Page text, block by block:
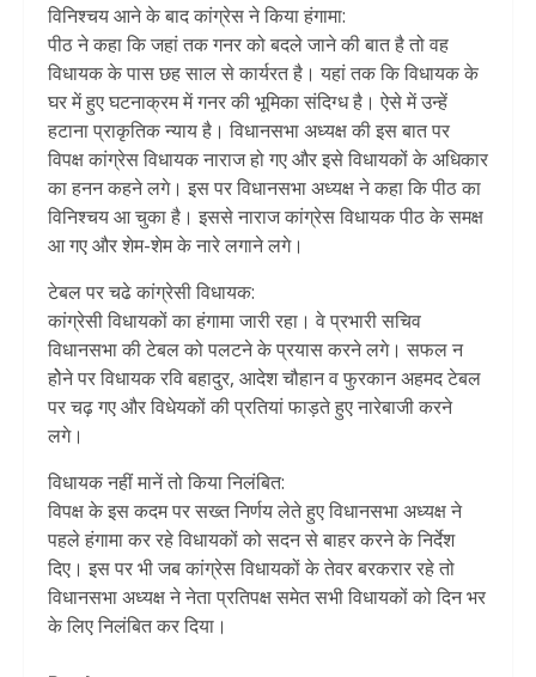
विनिश्चय आने के बाद कांग्रेस ने किया हंगामा:
पीठ ने कहा कि जहां तक गनर को बदले जाने की बात है तो वह
विधायक के पास छह साल से कार्यरत है। यहां तक कि विधायक के
घर में हुए घटनाक्रम में गनर की भूमिका संदिग्ध है। ऐसे में उन्हें
हटाना प्राकृतिक न्याय है। विधानसभा अध्यक्ष की इस बात पर
विपक्ष कांग्रेस विधायक नाराज हो गए और इसे विधायकों के अधिकार
का हनन कहने लगे। इस पर विधानसभा अध्यक्ष ने कहा कि पीठ का
विनिश्चय आ चुका है। इससे नाराज कांग्रेस विधायक पीठ के समक्ष
आ गए और शेम-शेम के नारे लगाने लगे।
टेबल पर चढे कांग्रेसी विधायक:
कांग्रेसी विधायकों का हंगामा जारी रहा। वे प्रभारी सचिव
विधानसभा की टेबल को पलटने के प्रयास करने लगे। सफल न
होेने पर विधायक रवि बहादुर, आदेश चौहान व फुरकान अहमद टेबल
पर चढ़ गए और विधेयकों की प्रतियां फाड़ते हुए नारेबाजी करने
लगे।
विधायक नहीं मानें तो किया निलंबित:
विपक्ष के इस कदम पर सख्त निर्णय लेते हुए विधानसभा अध्यक्ष ने
पहले हंगामा कर रहे विधायकों को सदन से बाहर करने के निर्देश
दिए। इस पर भी जब कांग्रेस विधायकों के तेवर बरकरार रहे तो
विधानसभा अध्यक्ष ने नेता प्रतिपक्ष समेत सभी विधायकों को दिन भर
के लिए निलंबित कर दिया।